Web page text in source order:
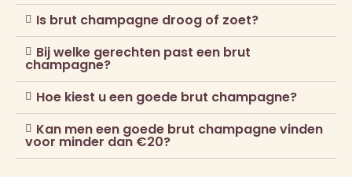
Is brut champagne droog of zoet?
Bij welke gerechten past een brut
champagne?
Hoe kiest u een goede brut champagne?
Kan men een goede brut champagne vinden
voor minder dan €20?